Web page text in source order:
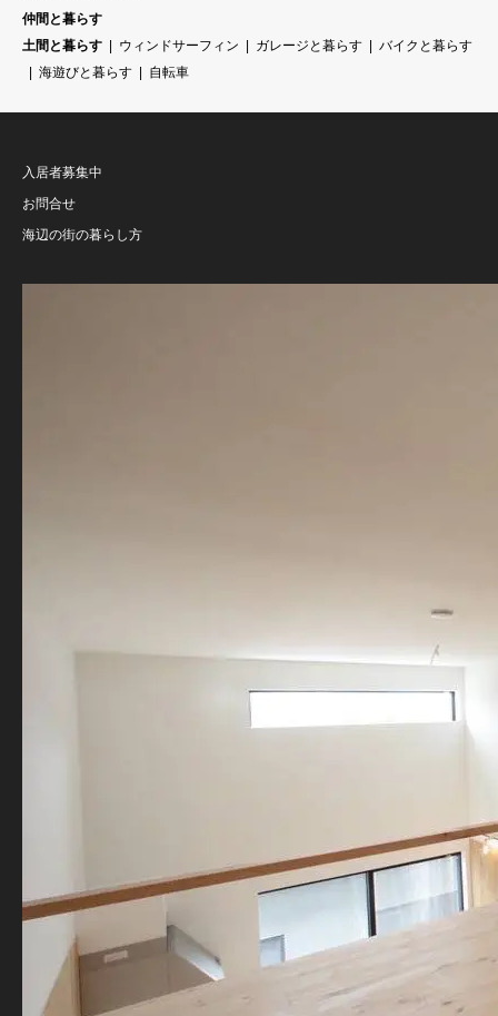
仲間と暮らす
土間と暮らす
ウィンドサーフィン ガレージと暮らす
バイクと暮らす
海遊びと暮らす
自転車
入居者募集中
お問合せ
海辺の街の暮らし方